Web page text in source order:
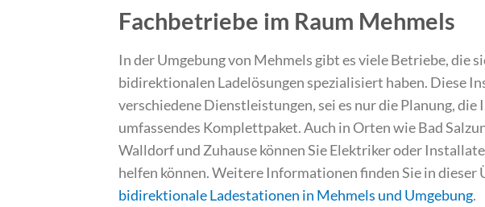
Fachbetriebe im Raum Mehmels
In der Umgebung von Mehmels gibt es viele Betriebe, die
bidirektionalen Ladelösungen spezialisiert haben. Diese
verschiedene Dienstleistungen, sei es nur die Planung,
umfassendes Komplettpaket. Auch in Orten wie Bad
Walldorf und Zuhause können Sie Elektriker oder
helfen können. Weitere Informationen finden Sie in dieser
bidirektionale Ladestationen in Mehmels und Umgebung.